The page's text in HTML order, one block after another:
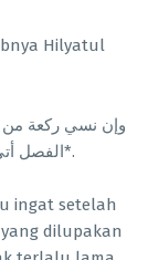
Hilyatul
الفصل أتى بها وبنى على صلاته وإن تطاول الفصل استأنفها*.
ingat setelah
dilupakan